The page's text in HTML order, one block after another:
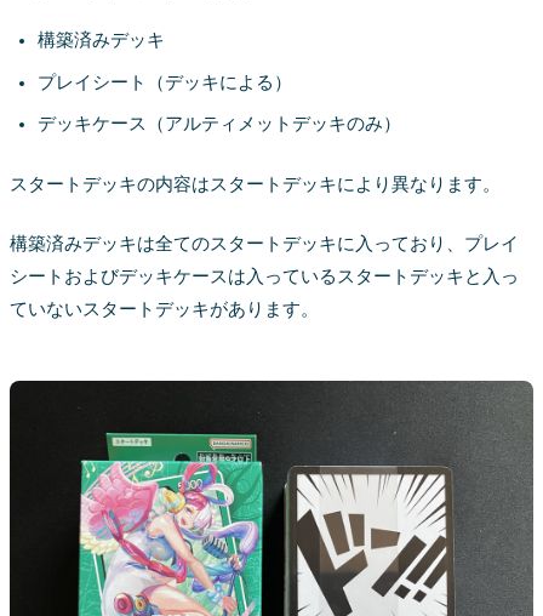
構築済みデッキ
プレイシート（デッキによる）
デッキケース（アルティメットデッキのみ）
スタートデッキの内容はスタートデッキにより異なります。
構築済みデッキは全てのスタートデッキに入っており、プレイ
シートおよびデッキケースは入っているスタートデッキと入っ
ていないスタートデッキがあります。